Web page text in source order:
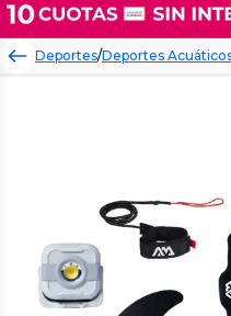
Deportes/Deportes